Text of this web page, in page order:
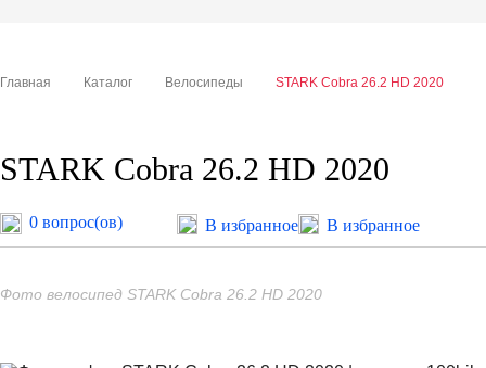
Главная Каталог Велосипеды STARK Cobra 26.2 HD 2020
STARK Cobra 26.2 HD 2020
0 вопрос(ов) В избранное В избранное
Фото велосипед STARK Cobra 26.2 HD 2020